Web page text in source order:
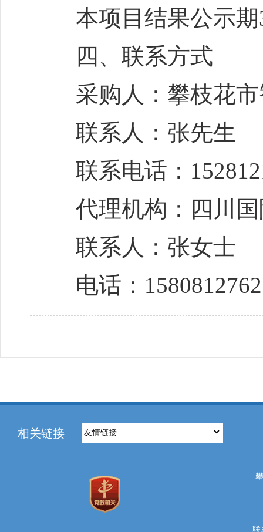
本项目结果公示期
四、联系方式
采购人：攀枝花市
联系人：张先生
联系电话：
代理机构：四川国
联系人：张女士
电话：
相关链接
联